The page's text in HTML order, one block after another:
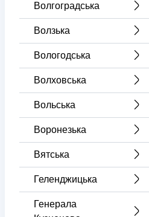
Волгоградська
Волзька
Вологодська
Волховська
Вольська
Воронезька
Вятська
Геленджицька
Генерала